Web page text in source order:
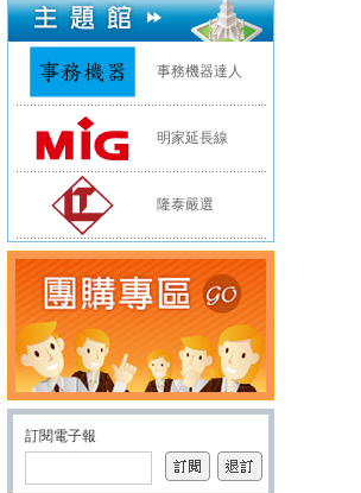
事務機器達人
明家延長線
隆泰嚴選